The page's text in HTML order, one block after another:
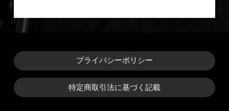
プライバシーポリシー
特定商取引法に基づく記載